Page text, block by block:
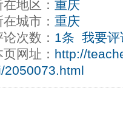
dfb
dfb989919
methodmulti
在地区： 重庆
在城市： 重庆
论次数： 1条 我要评
页网址： http://
2050073.html